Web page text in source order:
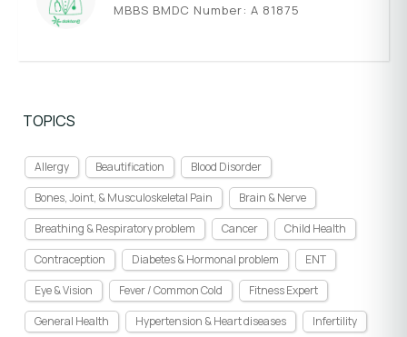
MBBS BMDC Number: A 81875
TOPICS
Allergy Beautification
Blood Disorder
Bones, Joint, & Musculoskeletal Pain
Brain & Nerve
Breathing & Respiratory problem
Cancer
Child Health
Contraception
Diabetes & Hormonal problem
ENT
Eye & Vision
Fever / Common Cold
Fitness Expert
General Health
Hypertension & Heart diseases
Infertility